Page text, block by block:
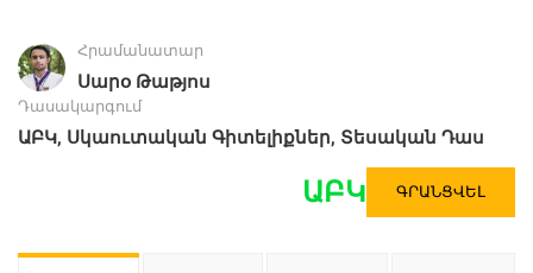
Հրամանատար
Սարօ Թաթյոս
Դասակարգում
ԱԲԿ, Սկաուտական Գիտելիքներ, Տեսական Դաս
ԱԲԿ ԳՐԱՆՑՎԵԼ